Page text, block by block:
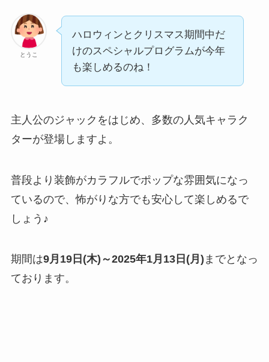
とうこ
ハロウィンとクリスマス期間中だ
けのスペシャルプログラムが今年
も楽しめるのね！
主人公のジャックをはじめ、多数の人気キャラク
ターが登場しますよ。
普段より装飾がカラフルでポップな雰囲気になっ
ているので、怖がりな方でも安心して楽しめるで
しょう♪
期間は9月19日(木)～2025年1月13日(月) までとなっ
ております。